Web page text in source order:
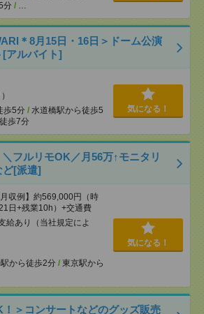
分 / …
＊8月15日・16日＞ドーム公演
アルバイト]
歩5分 / 水道橋駅から徒歩5
歩7分
気になる！
＼フルリモOK／月56万↑モニタリ
ど[派遣]
収例】約569,000円（時
日+残業10h）+交通費
給あり（当社規定によ
から徒歩2分 / 東京駅から
気になる！
！＞コンサートなどのグッズ販売